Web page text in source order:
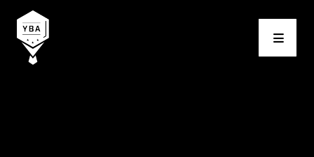
Young Business Award